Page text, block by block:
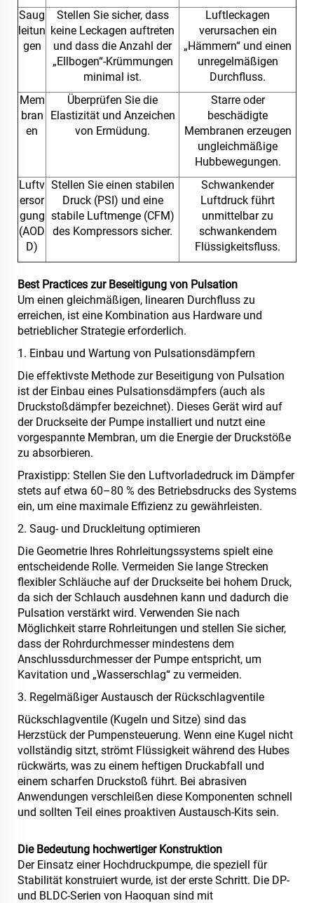
Saug
leitun
gen
Stellen Sie sicher, dass
keine Leckagen auftreten
und dass die Anzahl der
„Ellbogen“-Krümmungen
minimal ist.
Luftleckagen
verursachen ein
„Hämmern“ und einen
unregelmäßigen
Durchfluss.
Mem
bran
en
Überprüfen Sie die
Elastizität und Anzeichen
von Ermüdung.
Starre oder
beschädigte
Membranen erzeugen
ungleichmäßige
Hubbewegungen.
Luftv
ersor
gung
(AOD
D)
Stellen Sie einen stabilen
Druck (PSI) und eine
stabile Luftmenge (CFM)
des Kompressors sicher.
Schwankender
Luftdruck führt
unmittelbar zu
schwankendem
Flüssigkeitsfluss.
Best Practices zur Beseitigung von Pulsation
Um einen gleichmäßigen, linearen Durchfluss zu
erreichen, ist eine Kombination aus Hardware und
betrieblicher Strategie erforderlich.
1. Einbau und Wartung von Pulsationsdämpfern
Die effektivste Methode zur Beseitigung von Pulsation
ist der Einbau eines Pulsationsdämpfers (auch als
Druckstoßdämpfer bezeichnet). Dieses Gerät wird auf
der Druckseite der Pumpe installiert und nutzt eine
vorgespannte Membran, um die Energie der Druckstöße
zu absorbieren.
Praxistipp: Stellen Sie den Luftvorladedruck im Dämpfer
stets auf etwa 60–80 % des Betriebsdrucks des Systems
ein, um eine maximale Effizienz zu gewährleisten.
2. Saug- und Druckleitung optimieren
Die Geometrie Ihres Rohrleitungssystems spielt eine
entscheidende Rolle. Vermeiden Sie lange Strecken
flexibler Schläuche auf der Druckseite bei hohem Druck,
da sich der Schlauch ausdehnen kann und dadurch die
Pulsation verstärkt wird. Verwenden Sie nach
Möglichkeit starre Rohrleitungen und stellen Sie sicher,
dass der Rohrdurchmesser mindestens dem
Anschlussdurchmesser der Pumpe entspricht, um
Kavitation und „Wasserschlag“ zu vermeiden.
3. Regelmäßiger Austausch der Rückschlagventile
Rückschlagventile (Kugeln und Sitze) sind das
Herzstück der Pumpensteuerung. Wenn eine Kugel nicht
vollständig sitzt, strömt Flüssigkeit während des Hubes
rückwärts, was zu einem heftigen Druckabfall und
einem scharfen Druckstoß führt. Bei abrasiven
Anwendungen verschleißen diese Komponenten schnell
und sollten Teil eines proaktiven Austausch-Kits sein.
Die Bedeutung hochwertiger Konstruktion
Der Einsatz einer Hochdruckpumpe, die speziell für
Stabilität konstruiert wurde, ist der erste Schritt. Die DP-
und BLDC-Serien von Haoquan sind mit